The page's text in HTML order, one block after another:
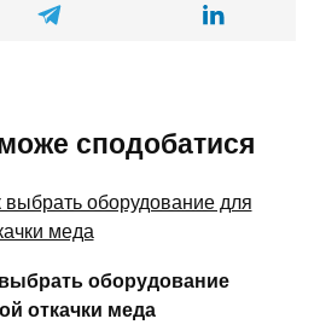
сподобатися
оборудование
откачки меда